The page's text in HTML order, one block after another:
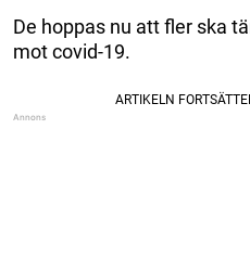
De hoppas nu att fler ska
mot covid-19.